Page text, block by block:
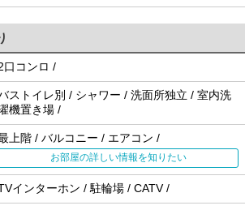
口コンロ /
ストイレ別 / シャワー / 洗面所独立 / 室内洗
機置き場 /
上階 / バルコニー / エアコン /
お部屋の詳しい情報を知りたい
インターホン / 駐輪場 / CATV /